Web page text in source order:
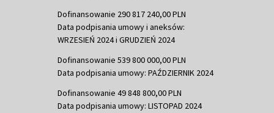
Dofinansowanie 290 817 240,00 PLN
Data podpisania umowy i aneksów:
WRZESIEŃ 2024 i GRUDZIEŃ 2024
Dofinansowanie 539 800 000,00 PLN
Data podpisania umowy: PAŹDZIERNIK 2024
Dofinansowanie 49 848 800,00 PLN
Data podpisania umowy: LISTOPAD 2024